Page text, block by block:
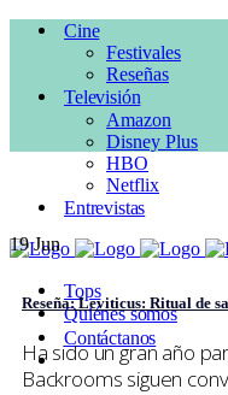
Cine
Festivales
Reseñas
Televisión
Amazon
Disney Plus
HBO
Netflix
Entrevistas
Tops
Quiénes somos
Contáctanos
19 Jun
Reseña: Leviticus: Ritual de
Ha sido un gran año
Backrooms siguen